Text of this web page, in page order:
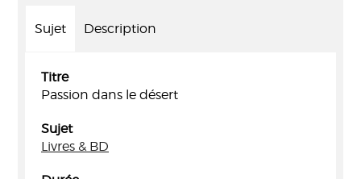
Sujet Description
Titre
Passion dans le désert
Sujet
Livres & BD